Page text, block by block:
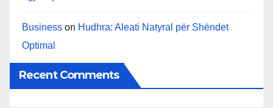
Business on Hudhra: Aleati Natyral për Shëndet
Optimal
Recent Comments